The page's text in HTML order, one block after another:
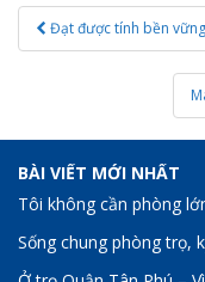
Post
navigation
Đạt được tính bền
BÀI VIẾT MỚI NHẤT
Tôi không cần phòng
Sống chung phòng trọ,